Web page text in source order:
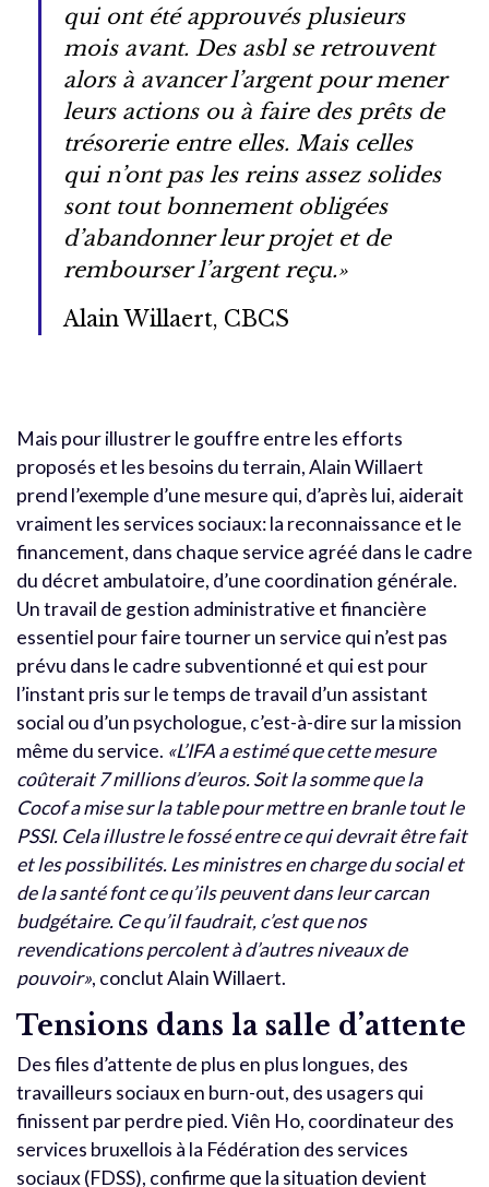
qui ont été approuvés plusieurs
mois avant. Des asbl se retrouvent
alors à avancer l’argent pour mener
leurs actions ou à faire des prêts de
trésorerie entre elles. Mais celles
qui n’ont pas les reins assez solides
sont tout bonnement obligées
d’abandonner leur projet et de
rembourser l’argent reçu.»
Alain Willaert, CBCS
Mais pour illustrer le gouffre entre les efforts
proposés et les besoins du terrain, Alain Willaert
prend l’exemple d’une mesure qui, d’après lui, aiderait
vraiment les services sociaux: la reconnaissance et le
financement, dans chaque service agréé dans le cadre
du décret ambulatoire, d’une coordination générale.
Un travail de gestion administrative et financière
essentiel pour faire tourner un service qui n’est pas
prévu dans le cadre subventionné et qui est pour
l’instant pris sur le temps de travail d’un assistant
social ou d’un psychologue, c’est-à-dire sur la mission
même du service. «L’IFA a estimé que cette mesure
coûterait 7 millions d’euros. Soit la somme que la
Cocof a mise sur la table pour mettre en branle tout le
PSSI. Cela illustre le fossé entre ce qui devrait être fait
et les possibilités. Les ministres en charge du social et
de la santé font ce qu’ils peuvent dans leur carcan
budgétaire. Ce qu’il faudrait, c’est que nos
revendications percolent à d’autres niveaux de
pouvoir», conclut Alain Willaert.
Tensions dans la salle d’attente
Des files d’attente de plus en plus longues, des
travailleurs sociaux en burn-out, des usagers qui
finissent par perdre pied. Viên Ho, coordinateur des
services bruxellois à la Fédération des services
sociaux (FDSS), confirme que la situation devient